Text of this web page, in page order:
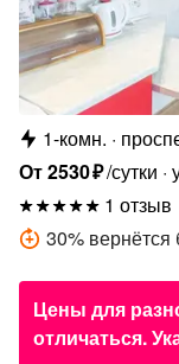
1-комн.
От2530₽/сутки
1 отзыв
30% вернётся
Цены для
отличаться.